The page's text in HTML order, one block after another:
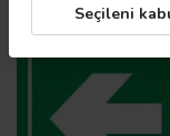
Seçileni